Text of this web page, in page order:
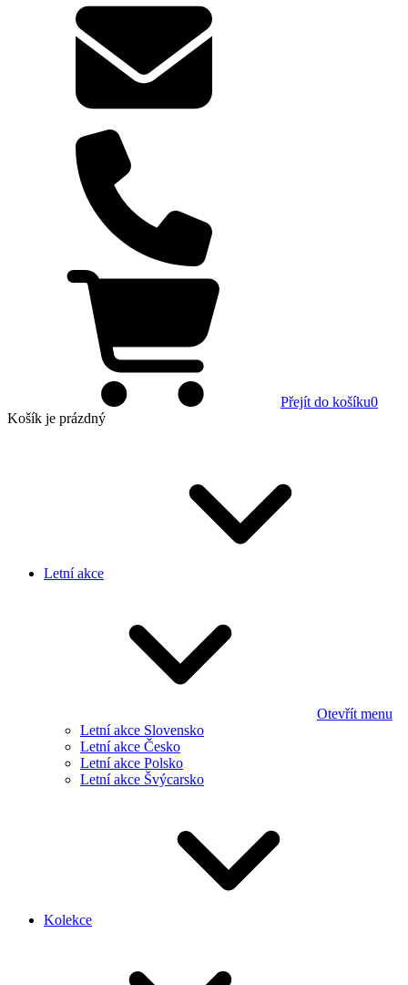
Přejít do košíku0
Košík je prázdný
Letní akce
Otevřít menu
Letní akce Slovensko
Letní akce Česko
Letní akce Polsko
Letní akce Švýcarsko
Kolekce